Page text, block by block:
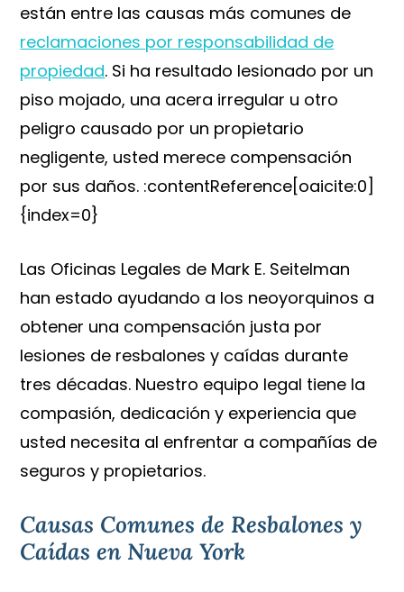
están entre las causas más comunes de
reclamaciones por responsabilidad de
propiedad. Si ha resultado lesionado por un
piso mojado, una acera irregular u otro
peligro causado por un propietario
negligente, usted merece compensación
por sus daños. :contentReference[oaicite:0]
{index=0}
Las Oficinas Legales de Mark E. Seitelman
han estado ayudando a los neoyorquinos a
obtener una compensación justa por
lesiones de resbalones y caídas durante
tres décadas. Nuestro equipo legal tiene la
compasión, dedicación y experiencia que
usted necesita al enfrentar a compañías de
seguros y propietarios.
Causas Comunes de Resbalones y
Caídas en Nueva York